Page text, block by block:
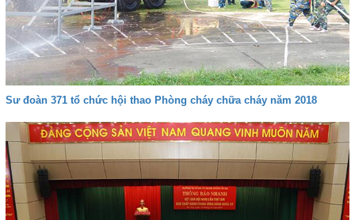
Sư đoàn 371 tổ chức hội thao Phòng cháy chữa cháy năm 2018